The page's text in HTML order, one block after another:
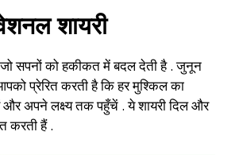
शायरी
सपनों को हकीकत में बदल देती है . जुनून
प्रेरित करती है कि हर मुश्किल का
और अपने लक्ष्य तक पहुँचें . ये शायरी दिल और
करती हैं .